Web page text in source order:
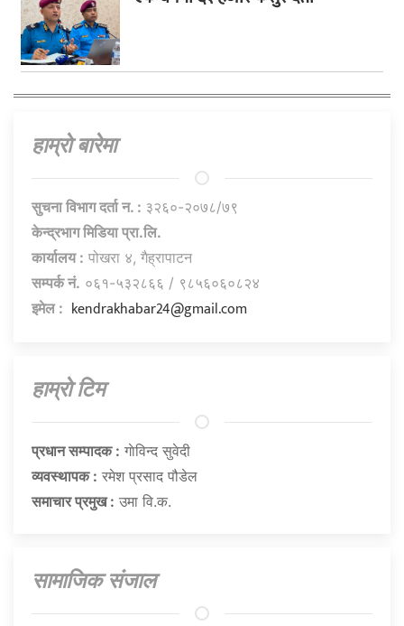
हाम्राे बारेमा
सुचना विभाग दर्ता न. : ३२६०-२०७८/७९
केन्द्रभाग मिडिया प्रा.लि.
कार्यालय : पोखरा ४, गैह्रापाटन
सम्पर्क नं. ०६१-५३२८६६ / ९८५६०६०८२४
इमेल : kendrakhabar24@gmail.com
हाम्राे टिम
प्रधान सम्पादक : गाेविन्द सुवेदी
व्यवस्थापक : रमेश प्रसाद पौडेल
समाचार प्रमुख : उमा वि.क.
सामाजिक संजाल